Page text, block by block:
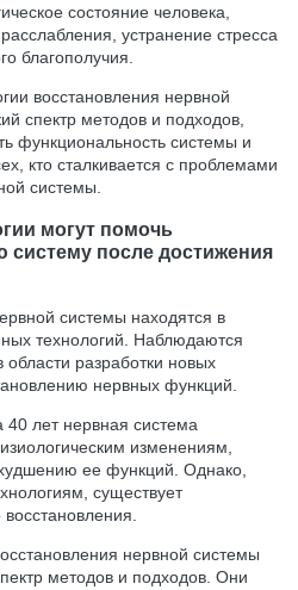
состояние человека,
устранение стресса
благополучия.
восстановления нервной
спектр методов и подходов,
функциональность системы и
кто сталкивается с проблемами
системы.
могут помочь
систему после достижения
системы находятся в
технологий. Наблюдаются
разработки новых
нервных функций.
40 лет нервная система
изменениям,
ее функций. Однако,
существует
нервной системы
методов и подходов. Они